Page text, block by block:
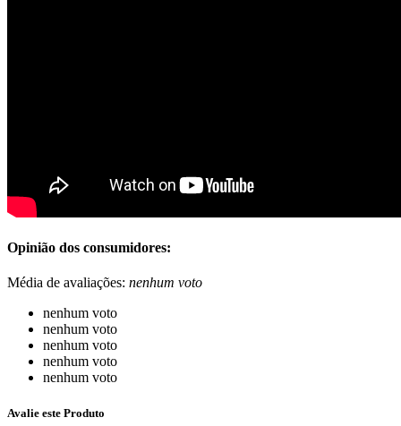
Opinião dos consumidores:
Média de avaliações: nenhum voto
nenhum voto
nenhum voto
nenhum voto
nenhum voto
nenhum voto
Avalie este Produto